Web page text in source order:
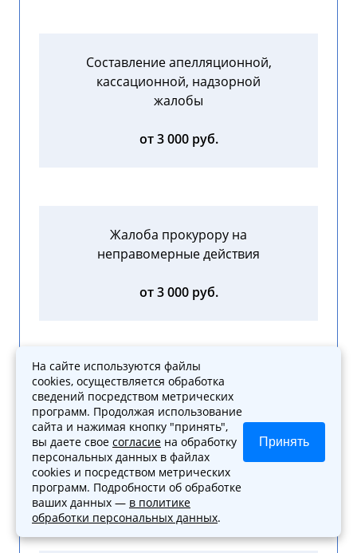
Составление апелляционной,
кассационной, надзорной
жалобы
от 3 000 руб.
Жалоба прокурору на
неправомерные действия
от 3 000 руб.
Формирование любой иной
процессуальной
документации (включая
запросы, отзывы, ходатайства)
от 3 000 руб.
На сайте используются файлы
cookies, осуществляется обработка
сведений посредством метрических
программ. Продолжая использование
сайта и нажимая кнопку "принять",
вы даете свое согласие на обработку
персональных данных в файлах
cookies и посредством метрических
программ. Подробности об обработке
ваших данных — в политике
обработки персональных данных.
Принять